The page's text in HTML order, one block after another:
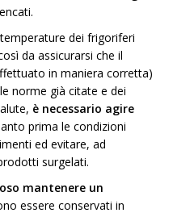
dei frigoriferi
da assicurarsi che il
in maniera corretta)
norme già citate e dei
è necessario agire
prima le condizioni
ed evitare, ad
surgelati.
mantenere un
essere conservati in